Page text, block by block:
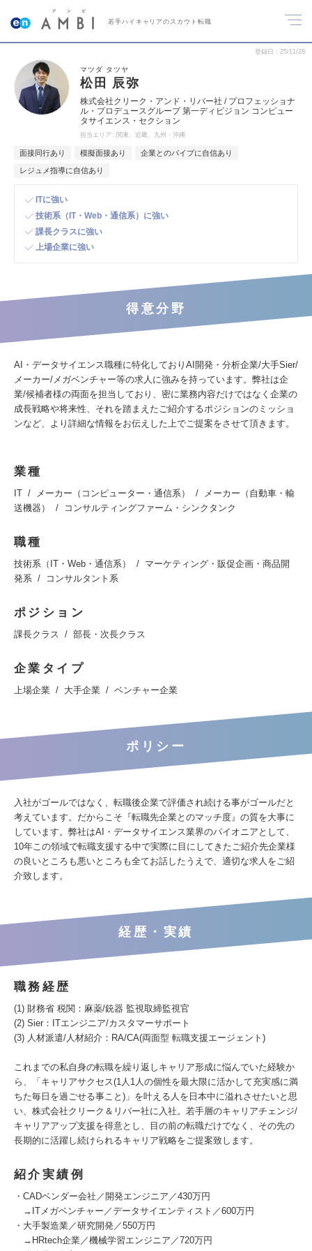
若手ハイキャリアのスカウト転職
登録日 25/11/28
マツダ タツヤ
松田 辰弥
株式会社クリーク・アンド・リバー社 / プロフェッショナ
ル・プロデュースグループ 第一ディビジョン コンピュー
タサイエンス・セクション
担当エリア 関東、近畿、九州・沖縄
面接同行あり 模擬面接あり 企業とのパイプに自信あり
レジュメ指導に自信あり
ITに強い
技術系（IT・Web・通信系）に強い
課長クラスに強い
上場企業に強い
得意分野
AI・データサイエンス職種に特化しておりAI開発・分析企業/大手Sier/
メーカー/メガベンチャー等の求人に強みを持っています。弊社は企
業/候補者様の両面を担当しており、密に業務内容だけではなく企業の
成長戦略や将来性、それを踏まえたご紹介するポジションのミッショ
ンなど、より詳細な情報をお伝えした上でご提案をさせて頂きます。
業種
IT メーカー（コンピューター・通信系）
メーカー（自動車・輸
送機器）
コンサルティングファーム・シンクタンク
職種
技術系（IT・Web・通信系）
マーケティング・販促企画・商品開
発系
コンサルタント系
ポジション
課長クラス 部長・次長クラス
企業タイプ
上場企業 大手企業 ベンチャー企業
ポリシー
入社がゴールではなく、転職後企業で評価され続ける事がゴールだと
考えています。だからこそ『転職先企業とのマッチ度』の質を大事に
しています。弊社はAI・データサイエンス業界のパイオニアとして、
10年この領域で転職支援する中で実際に目にしてきたご紹介先企業様
の良いところも悪いところも全てお話したうえで、適切な求人をご紹
介致します。
経歴・実績
職務経歴
(1) 財務省 税関：麻薬/銃器 監視取締監視官
(2) Sier：ITエンジニア/カスタマーサポート
(3) 人材派遣/人材紹介：RA/CA(両面型 転職支援エージェント)
これまでの私自身の転職を繰り返しキャリア形成に悩んでいた経験か
ら、「キャリアサクセス(1人1人の個性を最大限に活かして充実感に満
ちた毎日を過ごせる事こと)」を叶える人を日本中に溢れさせたいと思
い、株式会社クリーク＆リバー社に入社。若手層のキャリアチェンジ/
キャリアアップ支援を得意とし、目の前の転職だけでなく、その先の
長期的に活躍し続けられるキャリア戦略をご提案致します。
紹介実績例
・CADベンダー会社／開発エンジニア／430万円
→ITメガベンチャー／データサイエンティスト／600万円
・大手製造業／研究開発／550万円
→HRtech企業／機械学習エンジニア／720万円